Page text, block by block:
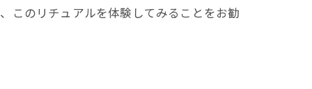
このリチュアルを体験してみることをお勧